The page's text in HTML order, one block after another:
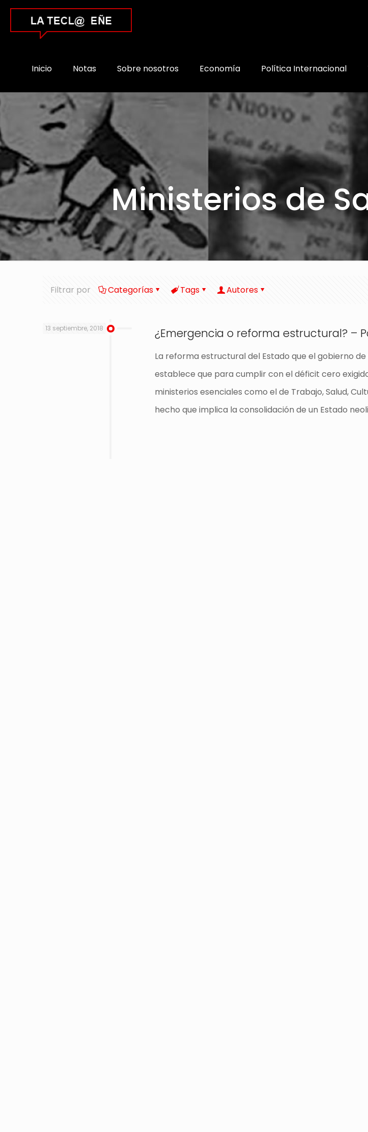
Inicio Notas Sobre nosotros Economía Política Internacional
Ministerios de
Filtrar por Categorías Tags Autores
13 septiembre, 2018 ¿Emergencia o reforma estructural? –
La reforma estructural del Estado que el gobierno
establece que para cumplir con el déficit cero
ministerios esenciales como el de Trabajo, Salud,
hecho que implica la consolidación de un Estado